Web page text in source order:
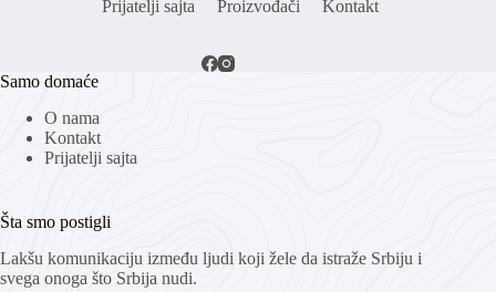
Prijatelji sajta
Proizvođači Kontakt
Samo domaće
O nama
Kontakt
Prijatelji sajta
Šta smo postigli
Lakšu komunikaciju između ljudi koji žele da istraže Srbiju i
svega onoga što Srbija nudi.